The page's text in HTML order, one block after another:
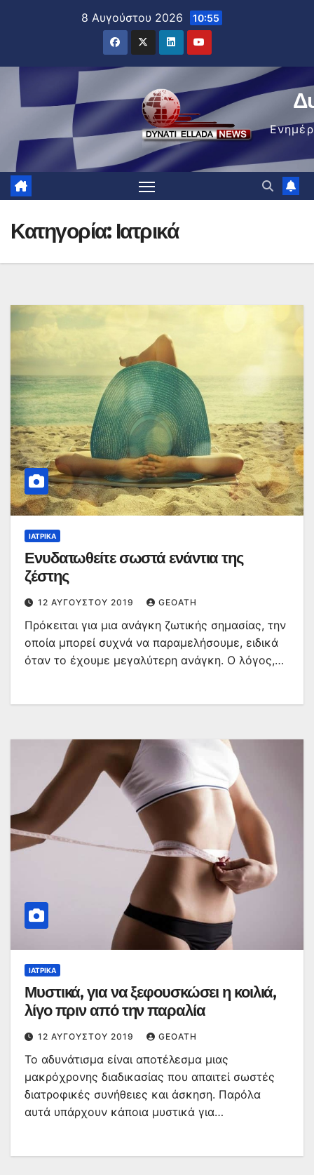
8 Αυγούστου 2026 10:55
Κατηγορία: Ιατρικά
ΙΑΤΡΙΚΆ
Ενυδατωθείτε σωστά ενάντια της
ζέστης
12 ΑΥΓΟΎΣΤΟΥ 2019 GEOATH
Πρόκειται για μια ανάγκη ζωτικής σημασίας, την
οποία μπορεί συχνά να παραμελήσουμε, ειδικά
όταν το έχουμε μεγαλύτερη ανάγκη. Ο λόγος,…
ΙΑΤΡΙΚΆ
Μυστικά, για να ξεφουσκώσει η κοιλιά,
λίγο πριν από την παραλία
12 ΑΥΓΟΎΣΤΟΥ 2019 GEOATH
Το αδυνάτισμα είναι αποτέλεσμα μιας
μακρόχρονης διαδικασίας που απαιτεί σωστές
διατροφικές συνήθειες και άσκηση. Παρόλα
αυτά υπάρχουν κάποια μυστικά για…